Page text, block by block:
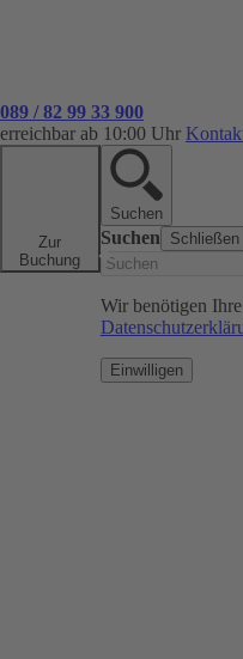
089 / 82 99 33 900
erreichbar ab 10:00 Uhr
Zur
Buchung
Suchen
Suchen Schließen
Wir benötigen
Einwilligen